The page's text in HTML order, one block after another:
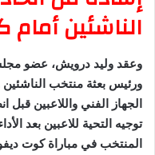
الناشئين
وعقد وليد درويش، عضو
ورئيس بعثة منتخب
الجهاز الفني واللاعبين
توجيه التحية للاعبين بعد
المنتخب في مباراة كوت